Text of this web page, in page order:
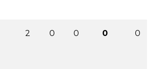
2 0 0 0 0